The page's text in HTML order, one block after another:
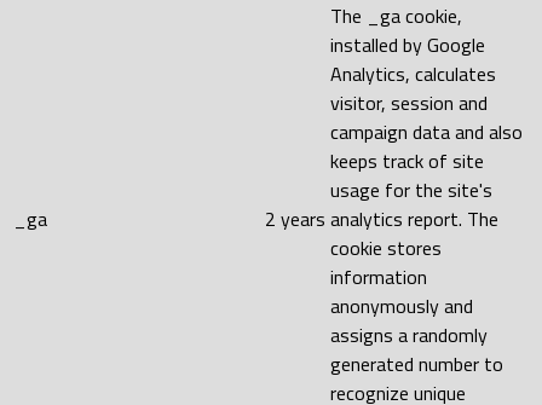
_ga 2 years
The _ga cookie,
installed by Google
Analytics, calculates
visitor, session and
campaign data and also
keeps track of site
usage for the site's
analytics report. The
cookie stores
information
anonymously and
assigns a randomly
generated number to
recognize unique